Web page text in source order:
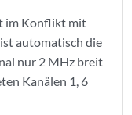
im Konflikt mit
automatisch die
nur 2 MHz breit
Kanälen 1, 6